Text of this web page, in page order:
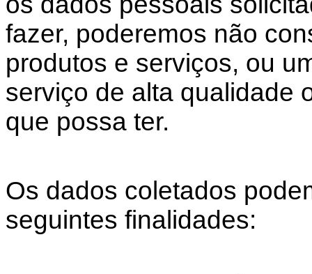
fazer, poderemos não
produtos e serviços, ou
serviço de alta qualidade
que possa ter.
Os dados coletados
seguintes finalidades: